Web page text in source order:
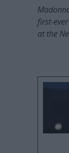
first-
at the